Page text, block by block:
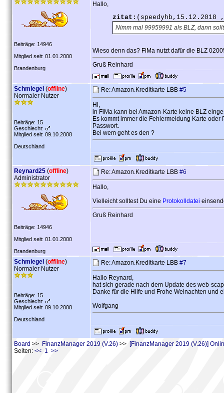
Beiträge: 14946
Mitglied seit: 01.01.2000
Brandenburg
Hallo,
zitat: (speedyhb,15.12.2018
Nimm mal 99959991 als BLZ, dann
Wieso denn das? FiMa nutzt dafür die BLZ
Gruß Reinhard
Schmiegel (offline)
Normaler Nutzer
Beiträge: 15
Geschlecht:
Mitglied seit: 09.10.2008
Deutschland
Re: Amazon.Kreditkarte LBB #5
Hi,
in FiMa kann bei Amazon-Karte keine BLZ
Es kommt immer die Fehlermeldung Karte
Passwort.
Bei wem geht es den ?
Reynard25 (offline)
Administrator
Beiträge: 14946
Mitglied seit: 01.01.2000
Brandenburg
Re: Amazon.Kreditkarte LBB #6
Hallo,
Vielleicht solltest Du eine Protokolldatei
Gruß Reinhard
Schmiegel (offline)
Normaler Nutzer
Beiträge: 15
Geschlecht:
Mitglied seit: 09.10.2008
Deutschland
Re: Amazon.Kreditkarte LBB #7
Hallo Reynard,
hat sich gerade nach dem Update des web-
Danke für die Hilfe und Frohe Weinachten und
Wolfgang
Board >> FinanzManager 2019 (V.26) >> [FinanzManager 2019 (V.26)]
Seiten: << 1 >>